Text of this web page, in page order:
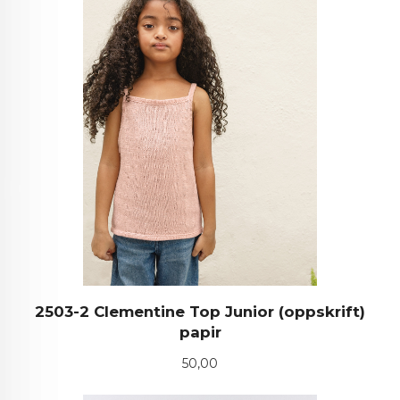
2503-2 Clementine Top Junior (oppskrift)
papir
Pris
50,00